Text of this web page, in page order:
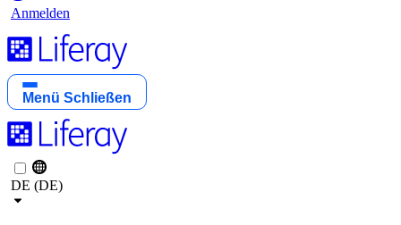
Anmelden
Menü Schließen
DE (DE)